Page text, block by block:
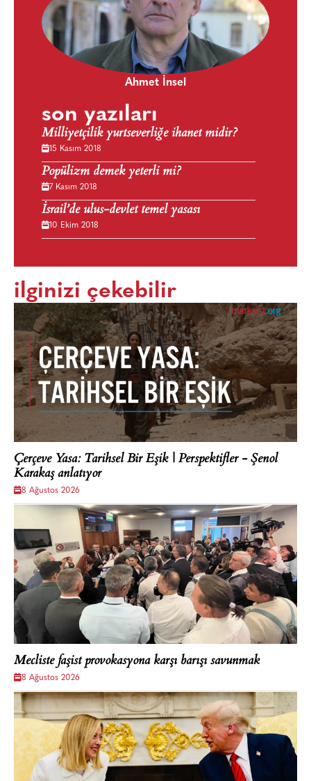
Ahmet İnsel
son yazıları
Milliyetçilik yurtseverliğe ihanet midir?
15 Kasım 2018
Popülizm demek yeterli mi?
7 Kasım 2018
İsrail’de ulus-devlet temel yasası
10 Ekim 2018
ilginizi çekebilir
Çerçeve Yasa: Tarihsel Bir Eşik | Perspektifler - Şenol
Karakaş anlatıyor
8 Ağustos 2026
Mecliste faşist provokasyona karşı barışı savunmak
8 Ağustos 2026